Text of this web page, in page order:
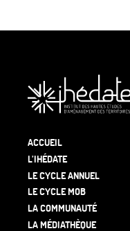
ACCUEIL
L’IHÉDATE
LE CYCLE ANNUEL
LE CYCLE MOB
LA COMMUNAUTÉ
LA MÉDIATHÈQUE